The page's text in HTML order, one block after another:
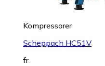
Kompressorer
Scheppach HC51V
fr.